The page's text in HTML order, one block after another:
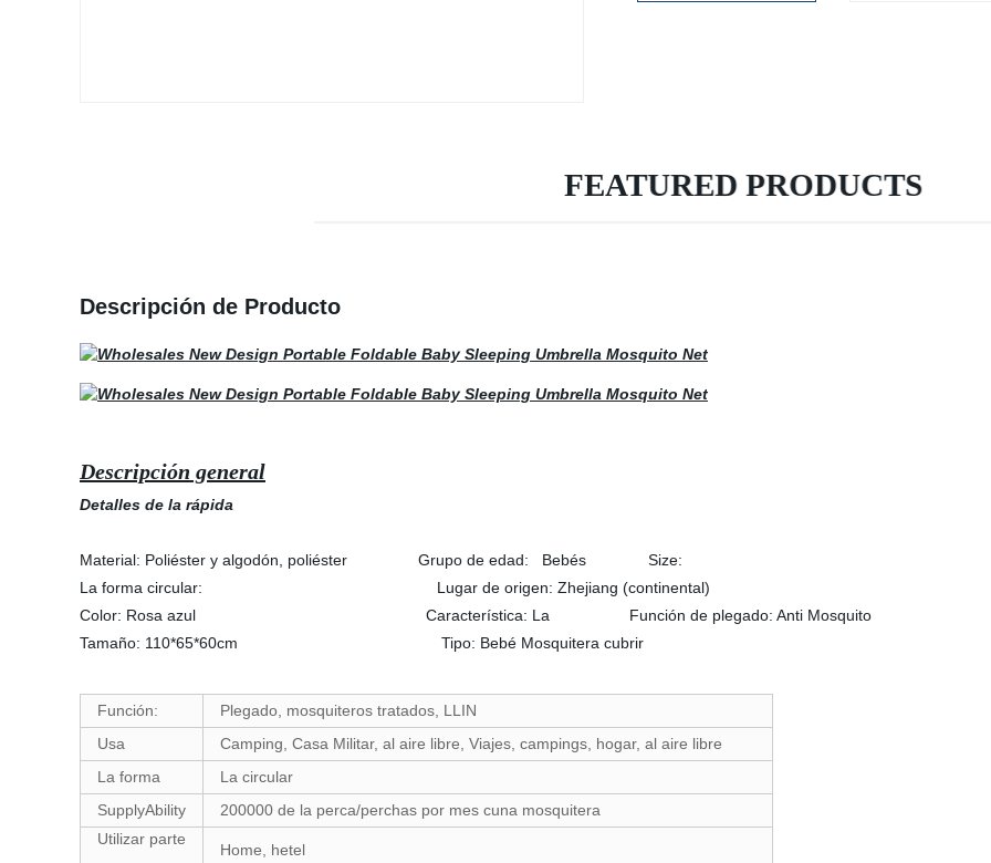
FEATURED PRODUCTS
Descripción de Producto
Descripción general
Detalles de la rápida
Material: Poliéster y algodón, poliéster Grupo de edad: Bebés Size:
La forma circular: Lugar de origen: Zhejiang (continental)
Color: Rosa azul Característica: La Función de plegado: Anti Mosquito
Tamaño: 110*65*60cm Tipo: Bebé Mosquitera cubrir
Función:
Plegado, mosquiteros tratados, LLIN
Usa
Camping, Casa Militar, al aire libre, Viajes, campings, hogar, al aire libre
La forma
La circular
SupplyAbility
200000 de la perca/perchas por mes cuna mosquitera
Utilizar parte
Home, hetel